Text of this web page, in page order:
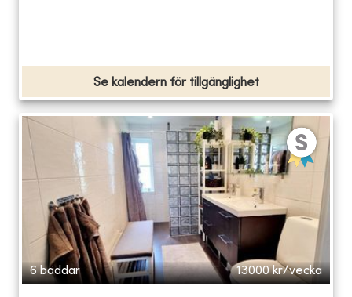
Se kalendern för tillgänglighet
6 bäddar 13000 kr/vecka